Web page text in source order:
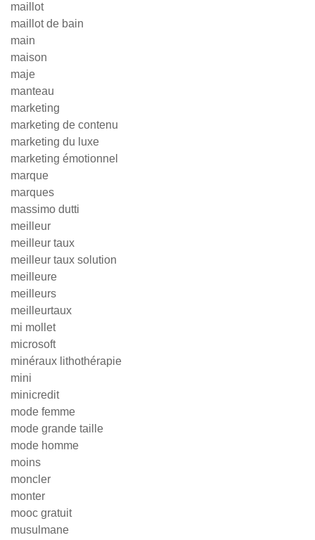
maillot
maillot de bain
main
maison
maje
manteau
marketing
marketing de contenu
marketing du luxe
marketing émotionnel
marque
marques
massimo dutti
meilleur
meilleur taux
meilleur taux solution
meilleure
meilleurs
meilleurtaux
mi mollet
microsoft
minéraux lithothérapie
mini
minicredit
mode femme
mode grande taille
mode homme
moins
moncler
monter
mooc gratuit
musulmane